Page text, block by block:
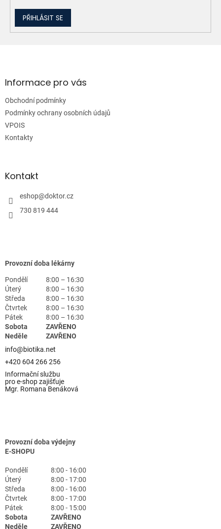
PŘIHLÁSIT SE
aInformace pro vás
Obchodní podmínky
Podmínky ochrany osobních údajů
VPOIS
Kontakty
Kontakt
eshop@doktor.cz
730 819 444
Provozní doba lékárny
Pondělí
8:00 – 16:30
Úterý
8:00 – 16:30
Středa
8:00 – 16:30
Čtvrtek
8:00 – 16:30
Pátek
8:00 – 16:30
Sobota
ZAVŘENO
Neděle
ZAVŘENO
info@biotika.net
+420 604 266 256
Informační službu
pro e-shop zajišťuje
Mgr. Romana Benáková
Provozní doba výdejny
E-SHOPU
Pondělí
8:00 - 16:00
Úterý
8:00 - 17:00
Středa
8:00 - 16:00
Čtvrtek
8:00 - 17:00
Pátek
8:00 - 15:00
Sobota
ZAVŘENO
Neděle
ZAVŘENO